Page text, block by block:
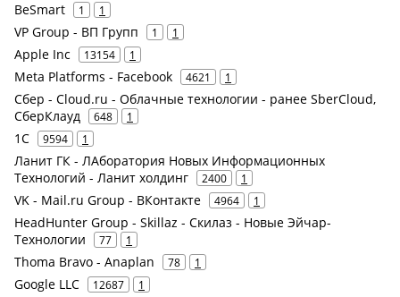
BeSmart 1 1
VP Group - ВП Групп 1 1
Apple Inc 13154 1
Meta Platforms - Facebook 4621 1
Сбер - Cloud.ru - Облачные технологии - ранее SberCloud,
СберКлауд
648 1
1С 9594 1
Ланит ГК - ЛАборатория Новых Информационных
Технологий - Ланит холдинг
2400 1
VK - Mail.ru Group - ВКонтакте 4964 1
HeadHunter Group - Skillaz - Скилаз - Новые Эйчар-
Технологии
77 1
Thoma Bravo - Anaplan 78 1
Google LLC 12687 1